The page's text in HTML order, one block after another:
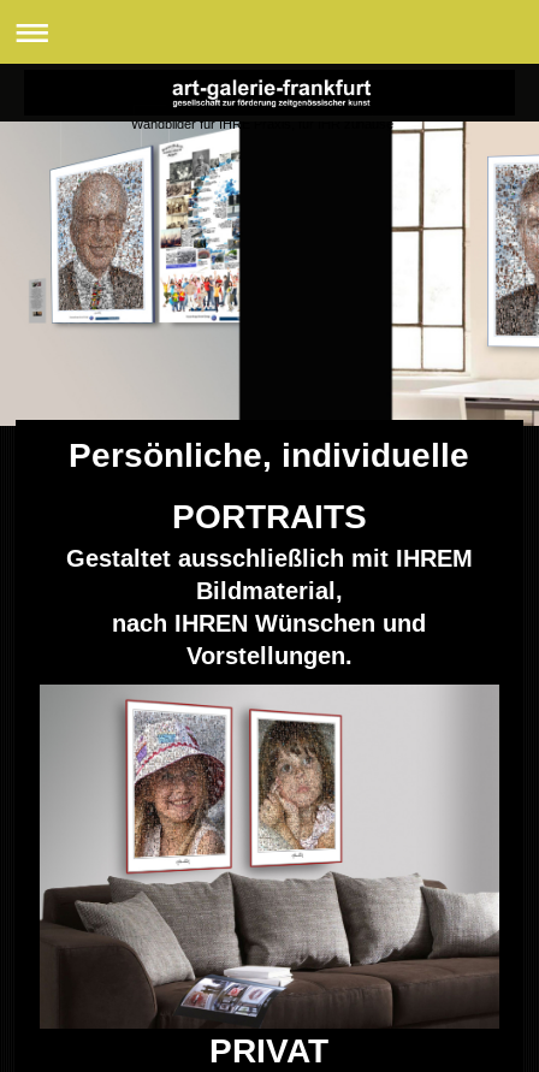
Wandbilder für IHRE Praxis, für IHR zuhause
Persönliche, individuelle
PORTRAITS
Gestaltet ausschließlich mit IHREM
Bildmaterial,
nach IHREN Wünschen und
Vorstellungen.
PRIVAT